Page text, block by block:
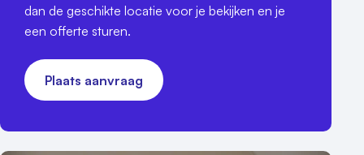
dan de geschikte locatie voor je bekijken en je
een offerte sturen.
Plaats aanvraag